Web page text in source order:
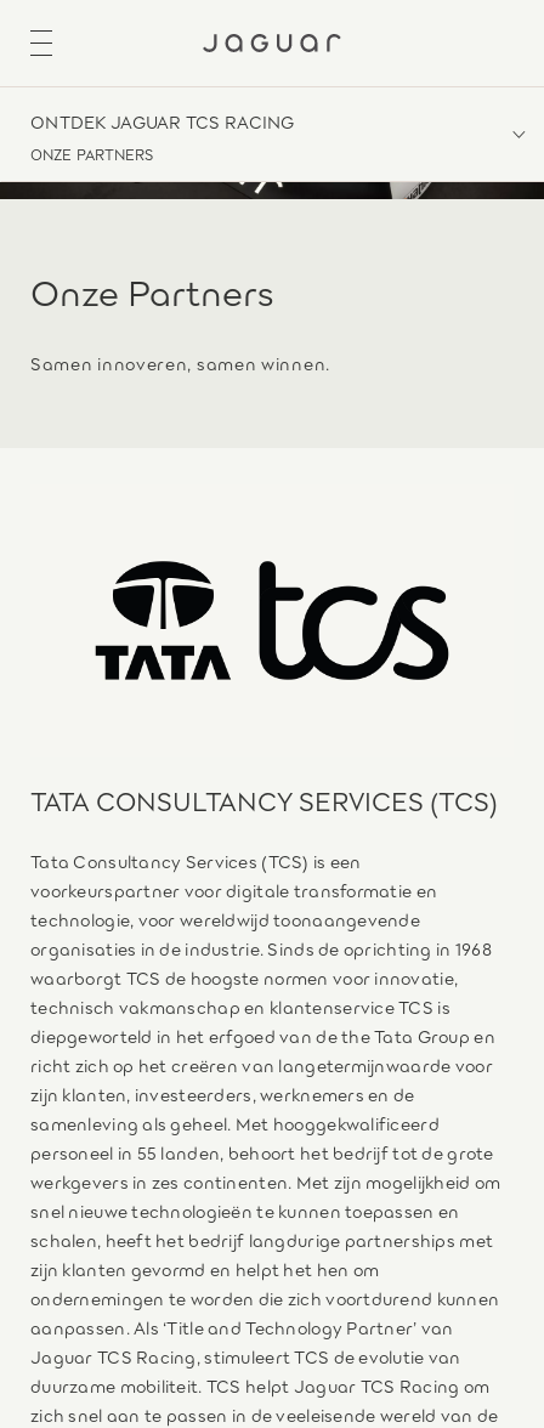
ONTDEK JAGUAR TCS RACING
ONZE PARTNERS
Onze Partners
Samen innoveren, samen winnen.
TATA CONSULTANCY SERVICES (TCS)
Tata Consultancy Services (TCS) is een
voorkeurspartner voor digitale transformatie en
technologie, voor wereldwijd toonaangevende
organisaties in de industrie. Sinds de oprichting in 1968
waarborgt TCS de hoogste normen voor innovatie,
technisch vakmanschap en klantenservice TCS is
diepgeworteld in het erfgoed van de the Tata Group en
richt zich op het creëren van langetermijnwaarde voor
zijn klanten, investeerders, werknemers en de
samenleving als geheel. Met hooggekwalificeerd
personeel in 55 landen, behoort het bedrijf tot de grote
werkgevers in zes continenten. Met zijn mogelijkheid om
snel nieuwe technologieën te kunnen toepassen en
schalen, heeft het bedrijf langdurige partnerships met
zijn klanten gevormd en helpt het hen om
ondernemingen te worden die zich voortdurend kunnen
aanpassen. Als ‘Title and Technology Partner’ van
Jaguar TCS Racing, stimuleert TCS de evolutie van
duurzame mobiliteit. TCS helpt Jaguar TCS Racing om
zich snel aan te passen in de veeleisende wereld van de